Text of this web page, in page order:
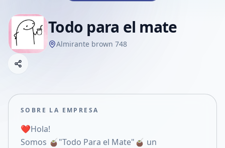
Todo para el mate
Almirante brown 748
Compartir empresa
Compartir en X
SOBRE LA EMPRESA
❤Hola!
Somos 🧉"Todo Para el Mate"🧉 un